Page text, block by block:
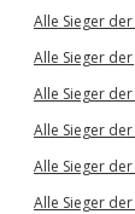
Alle Sieger
Alle Sieger
Alle Sieger
Alle Sieger
Alle Sieger
Alle Sieger